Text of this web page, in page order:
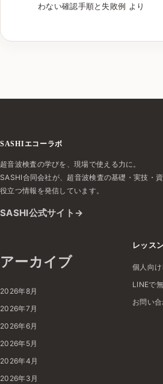
わない確認手順と失敗例 より
SASHIエコーラボ
超音波検査の学びを、現場で使える力に。
SASHI合同会社が、超音波検査の基礎・実技・
役立つ情報を発信しています。
SASHI公式サイト
アーカイブ
2026年8月
2026年7月
2026年6月
2026年5月
2026年4月
2026年3月
レッス
個人向
LINEで
お問い